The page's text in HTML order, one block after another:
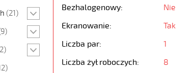
(21)
Bezhalogenowy:
Nie
Ekranowanie:
Tak
Liczba par:
1
Liczba żył roboczych:
8